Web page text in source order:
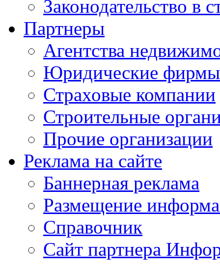
Законодательство в
Партнеры
Агентства
Юридические фирмы
Страховые компании
Строительные
Прочие организации
Реклама на сайте
Баннерная реклама
Размещение
Справочник
Сайт партнера